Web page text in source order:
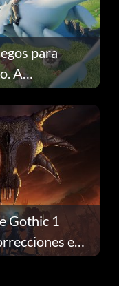
para
A
qué.
Gothic 1
en